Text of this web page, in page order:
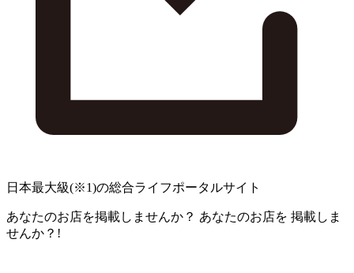
日本最大級(※1)の総合ライフポータルサイト
あなたのお店を掲載しませんか？ あなたのお店を 掲載しま
せんか？!